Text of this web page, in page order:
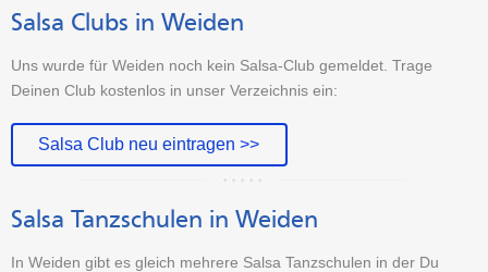
Salsa Clubs in Weiden
Uns wurde für Weiden noch kein Salsa-Club gemeldet. Trage
Deinen Club kostenlos in unser Verzeichnis ein:
Salsa Club neu eintragen >>
Salsa Tanzschulen in Weiden
In Weiden gibt es gleich mehrere Salsa Tanzschulen in der Du